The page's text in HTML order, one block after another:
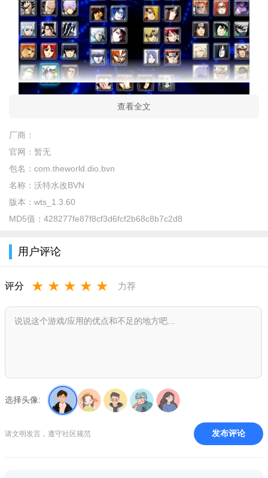
沃特水改BVN是一款主打动作格斗的横版对战游戏。它在
新角色与技能设定。玩家能够操控风格各异的格斗英雄，在水之
领域里施展连招与必杀技，体验畅快淋漓的打击感。游戏提供单
游戏特色：
玩起来更加带感。
4、在死神VS火影游戏中每天别样精彩振奋袭来，精彩无限的
战役完美展现。
5、超棒的打击手感，全新人物的加入，更加便捷的联机内容
查看全文
厂商：
官网： 暂无
包名： com.theworld.dio.bvn
名称： 沃特水改BVN
版本： wts_1.3.60
MD5值： 428277fe87f8cf3d6fcf2b68c8b7c2d8
用户评论
评分 ★ ★ ★ ★ ★ 力荐
选择头像:
请文明发言，遵守社区规范 发布评论